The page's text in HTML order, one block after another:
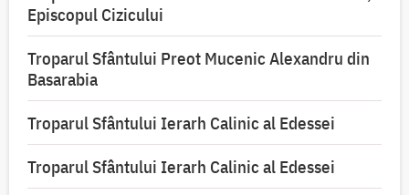
Episcopul Cizicului
Troparul Sfântului Preot Mucenic Alexandru din
Basarabia
Troparul Sfântului Ierarh Calinic al Edessei
Troparul Sfântului Ierarh Calinic al Edessei